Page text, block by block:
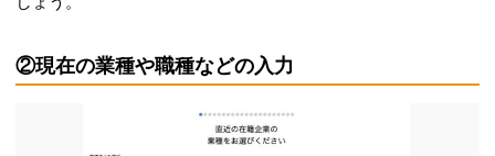
②現在の業種や職種などの入力